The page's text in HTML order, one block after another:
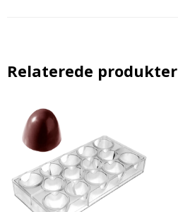
Relaterede produkter